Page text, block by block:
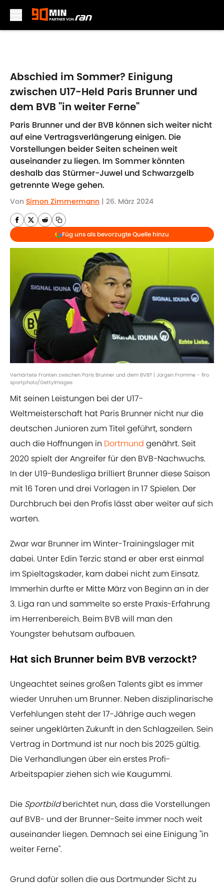
Abschied im Sommer? Einigung
zwischen U17-Held Paris Brunner und
dem BVB "in weiter Ferne"
Paris Brunner und der BVB können sich weiter nicht
auf eine Vertragsverlängerung einigen. Die
Vorstellungen beider Seiten scheinen weit
auseinander zu liegen. Im Sommer könnten
deshalb das Stürmer-Juwel und Schwarzgelb
getrennte Wege gehen.
Von Simon Zimmermann | 26. März 2024
Füg uns als bevorzugte Quelle hinzu
Verhärtete Fronten zwischen Paris Brunner und dem BVB? | Jürgen Fromme - firo
sportphoto/GettyImages
Mit seinen Leistungen bei der U17-
Weltmeisterschaft hat Paris Brunner nicht nur die
deutschen Junioren zum Titel geführt, sondern
auch die Hoffnungen in Dortmund genährt. Seit
2020 spielt der Angreifer für den BVB-Nachwuchs.
In der U19-Bundesliga brilliert Brunner diese Saison
mit 16 Toren und drei Vorlagen in 17 Spielen. Der
Durchbruch bei den Profis lässt aber weiter auf sich
warten.
Zwar war Brunner im Winter-Trainingslager mit
dabei. Unter Edin Terzic stand er aber erst einmal
im Spieltagskader, kam dabei nicht zum Einsatz.
Immerhin durfte er Mitte März von Beginn an in der
3. Liga ran und sammelte so erste Praxis-Erfahrung
im Herrenbereich. Beim BVB will man den
Youngster behutsam aufbauen.
Hat sich Brunner beim BVB verzockt?
Ungeachtet seines großen Talents gibt es immer
wieder Unruhen um Brunner. Neben disziplinarische
Verfehlungen steht der 17-Jährige auch wegen
seiner ungeklärten Zukunft in den Schlagzeilen. Sein
Vertrag in Dortmund ist nur noch bis 2025 gültig.
Die Verhandlungen über ein erstes Profi-
Arbeitspapier ziehen sich wie Kaugummi.
Die Sportbildberichtet nun, dass die Vorstellungen
auf BVB- und der Brunner-Seite immer noch weit
auseinander liegen. Demnach sei eine Einigung "in
weiter Ferne".
Grund dafür sollen die aus Dortmunder Sicht zu